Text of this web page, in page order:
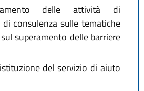
delle attività di
consulenza sulle tematiche
superamento delle barriere
del servizio di aiuto